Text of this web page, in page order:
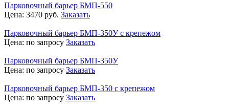
Парковочный барьер БМП-550
Цена: 3470 руб. Заказать
Парковочный барьер БМП-350У с крепежом
Цена: по запросу Заказать
Парковочный барьер БМП-350У
Цена: по запросу Заказать
Парковочный барьер БМП-350 с крепежом
Цена: по запросу Заказать